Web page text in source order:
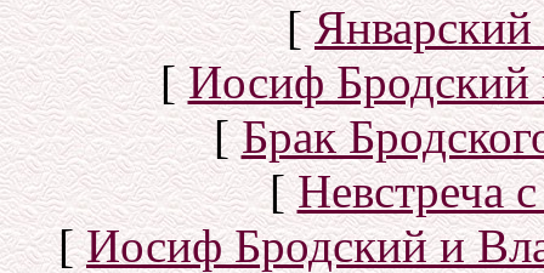
[Январский
[Иосиф Бродский
[Брак
[Невстреча
[Иосиф Бродский и